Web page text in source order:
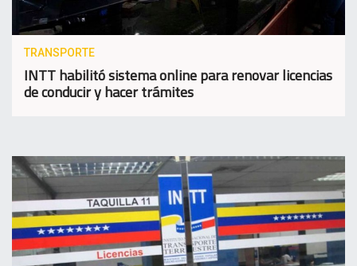
TRANSPORTE
INTT habilitó sistema online para renovar licencias
de conducir y hacer trámites